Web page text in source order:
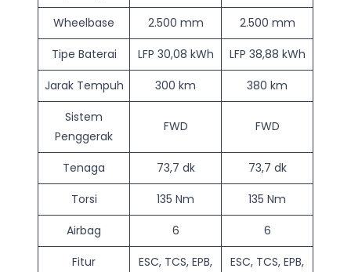
Wheelbase
2.500 mm
2.500 mm
Tipe Baterai
LFP 30,08 kWh
LFP 38,88 kWh
Jarak Tempuh
300 km
380 km
Sistem
Penggerak
FWD FWD
Tenaga 73,7 dk
73,7 dk
Torsi
135 Nm
135 Nm
Airbag
6
6
Fitur
ESC, TCS, EPB,
ESC, TCS, EPB,